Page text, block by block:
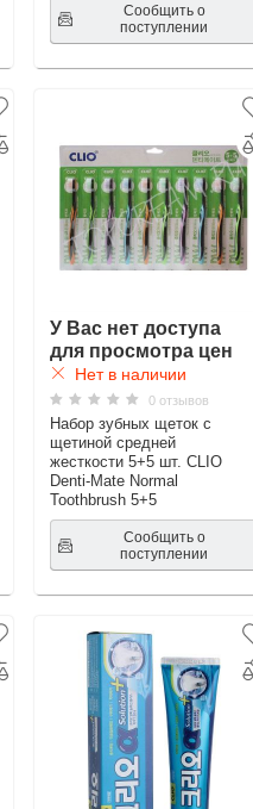
Сообщить о
поступлении
У Вас нет доступа
для просмотра цен
Нет в наличии
0 отзывов
Набор зубных щеток с
щетиной средней
жесткости 5+5 шт. CLIO
Denti-Mate Normal
Toothbrush 5+5
Сообщить о
поступлении